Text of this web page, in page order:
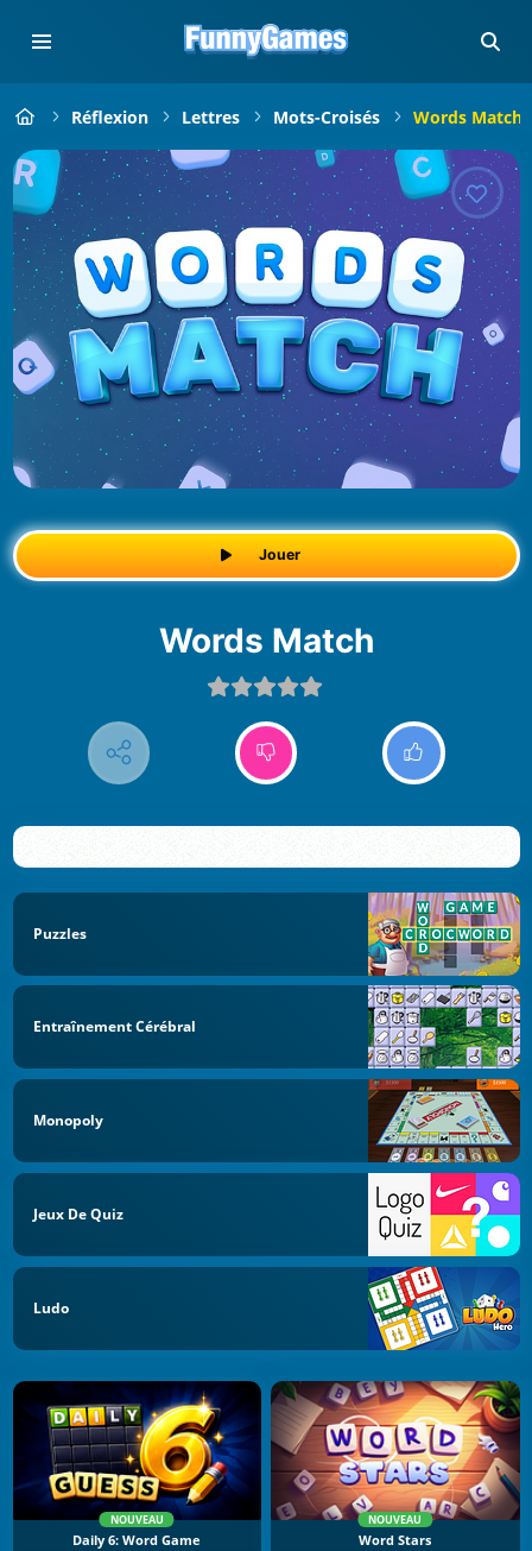
Réflexion Lettres Mots-Croisés Words Match
Jouer
Words Match
Puzzles
Entraînement Cérébral
Monopoly
Jeux De Quiz
Ludo
NOUVEAU
Daily 6: Word Game
NOUVEAU
Word Stars